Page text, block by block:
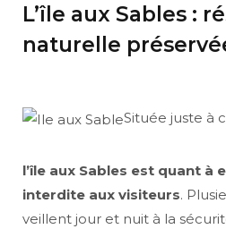
L’île aux Sables :
naturelle
Située juste à
l’île aux Sables est quant à
interdite aux visiteurs.
veillent jour et nuit à la